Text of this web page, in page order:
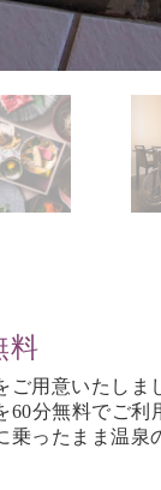
料
用意いたしま
分無料でご利
ったまま温泉